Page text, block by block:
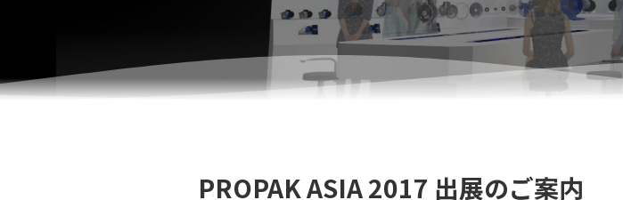
PROPAK ASIA 2017 出展のご案内